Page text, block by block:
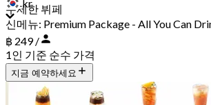
kr
무제한 뷔페
신메뉴: Premium Package - All You Can
฿ 249 /
1인 기준 순수 가격
지금 예약하세요